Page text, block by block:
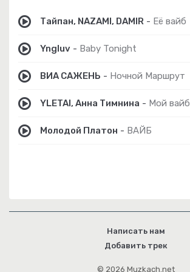
Тайпан, NAZAMI, DAMIR - Её вайб
Yngluv - Baby Tonight
ВИА САЖЕНЬ - Ночной Маршрут
YLETAI, Анна Тимнина - Мой вайб
Молодой Платон - ВАЙБ
Написать нам
Добавить трек
© 2026 Muzkach.net